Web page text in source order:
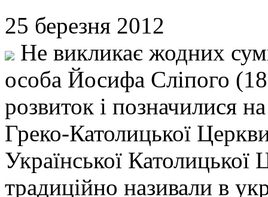
25 березня 2012
Не викликає жодних
особа Йосифа Сліпого
розвиток і позначилися
Греко-Католицької
Української
традиційно називали в